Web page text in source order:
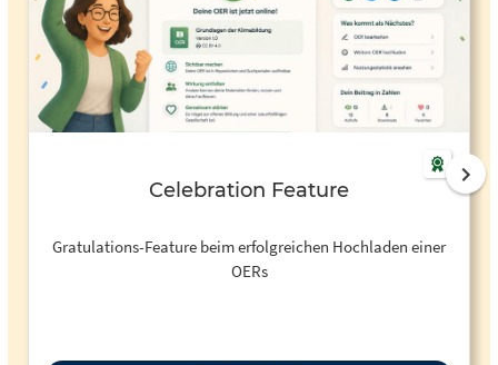
Celebration Feature
Gratulations-Feature beim erfolgreichen Hochladen einer
OERs